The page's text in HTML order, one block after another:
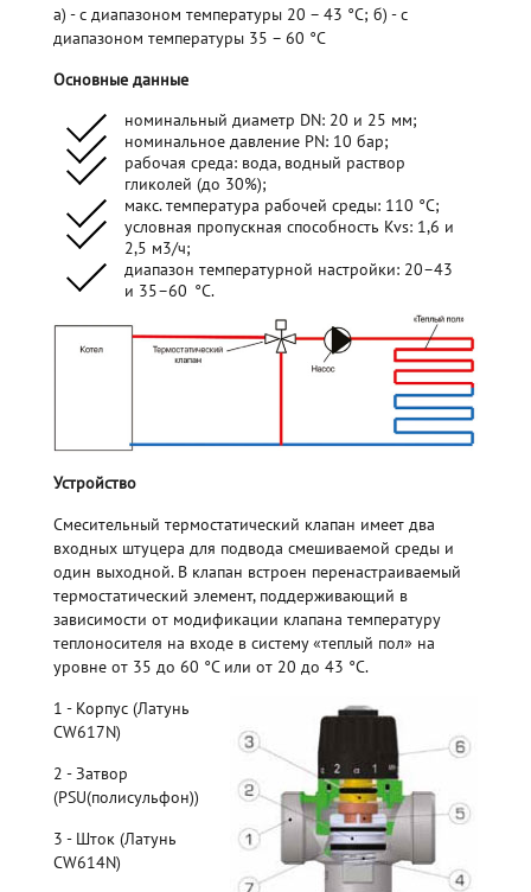
а) - с диапазоном температуры 20 – 43 °С; б) - с
диапазоном температуры 35 – 60 °С
Основные данные
номинальный диаметр DN: 20 и 25 мм;
номинальное давление PN: 10 бар;
рабочая среда: вода, водный раствор
гликолей (до 30%);
макс. температура рабочей среды: 110 °С;
условная пропускная способность Kvs: 1,6 и
2,5 м3/ч;
диапазон температурной настройки: 20–43
и 35–60 °С.
Устройство
Смесительный термостатический клапан имеет два
входных штуцера для подвода смешиваемой среды и
один выходной. В клапан встроен перенастраиваемый
термостатический элемент, поддерживающий в
зависимости от модификации клапана температуру
теплоносителя на входе в систему «теплый пол» на
уровне от 35 до 60 °С или от 20 до 43 °С.
1 - Корпус (Латунь
CW617N)
2 - Затвор
(PSU(полисульфон))
3 - Шток (Латунь
CW614N)